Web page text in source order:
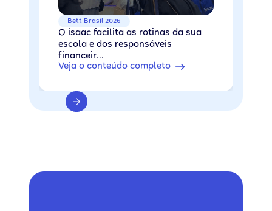
Bett Brasil 2026
O isaac facilita as rotinas da sua
escola e dos responsáveis
financeir...
Veja o conteúdo completo